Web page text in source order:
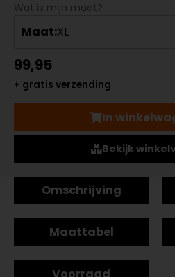
Wat is mijn maat?
Maat:XL
99,95
+ gratis verzending
In
Bekijk
Omschrijving
Maattabel